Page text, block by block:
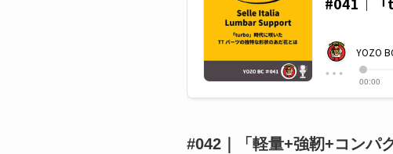
#042｜「軽量+強靭+コンパ